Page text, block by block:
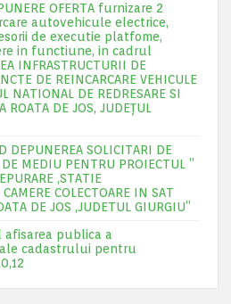
OFERTA furnizare 2
autovehicule electrice,
de executie platfome,
in functiune, in cadrul
INFRASTRUCTURII DE
DE REINCARCARE VEHICULE
NATIONAL DE REDRESARE SI
DE JOS, JUDEŢUL
DEPUNEREA SOLICITARI DE
MEDIU PENTRU PROIECTUL ”
,STATIE
COLECTOARE IN SAT
DE JOS ,JUDETUL GIURGIU”
publica a
cadastrului pentru